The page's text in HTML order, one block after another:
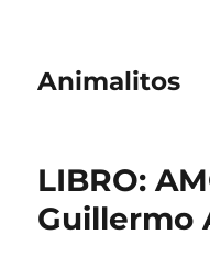
Animalitos
LIBRO:
Guillermo